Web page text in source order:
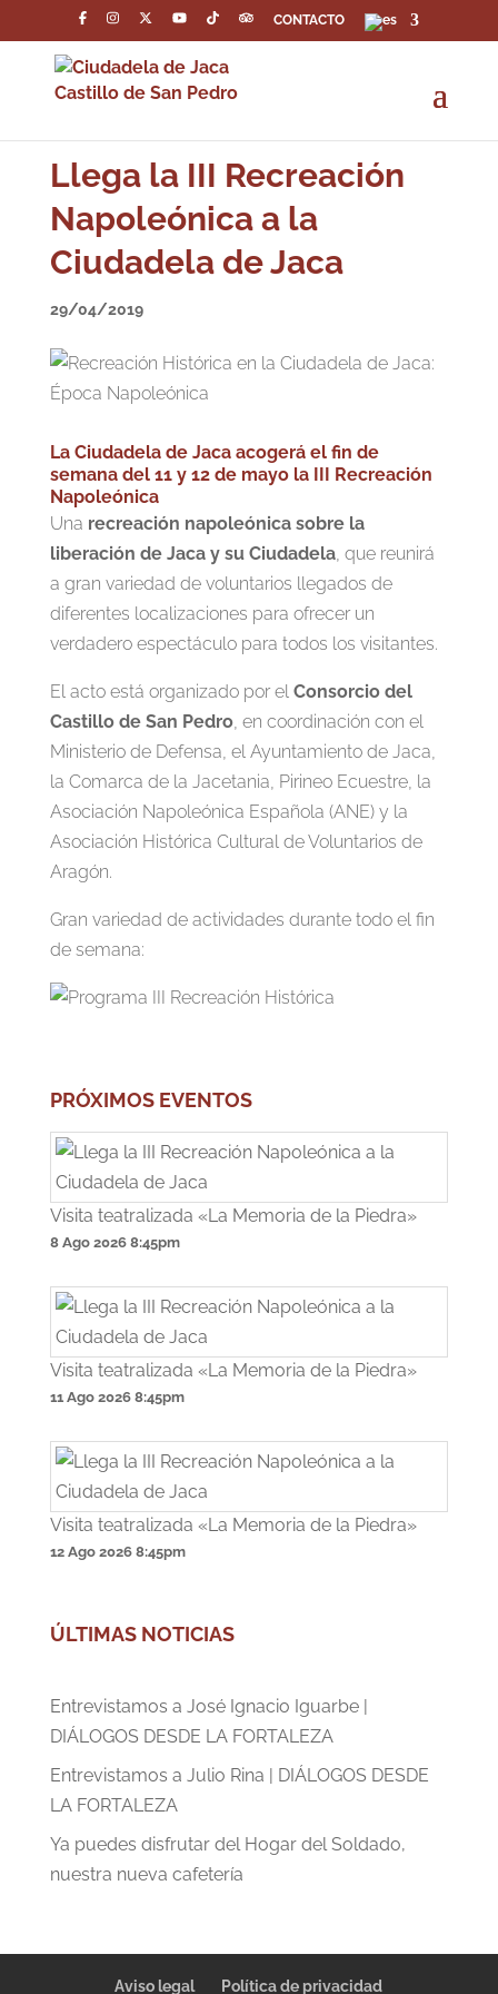
CONTACTO
Llega la III Recreación
Napoleónica a la
Ciudadela de Jaca
29/04/2019
La Ciudadela de Jaca acogerá el fin de
semana del 11 y 12 de mayo la III Recreación
Napoleónica
Una recreación napoleónica sobre la
liberación de Jaca y su Ciudadela, que reunirá
a gran variedad de voluntarios llegados de
diferentes localizaciones para ofrecer un
verdadero espectáculo para todos los visitantes.
El acto está organizado por el Consorcio del
Castillo de San Pedro, en coordinación con el
Ministerio de Defensa, el Ayuntamiento de Jaca,
la Comarca de la Jacetania, Pirineo Ecuestre, la
Asociación Napoleónica Española (ANE) y la
Asociación Histórica Cultural de Voluntarios de
Aragón.
Gran variedad de actividades durante todo el fin
de semana:
PRÓXIMOS EVENTOS
Visita teatralizada «La Memoria de la Piedra»
8 Ago 2026 8:45pm
Visita teatralizada «La Memoria de la Piedra»
11 Ago 2026 8:45pm
Visita teatralizada «La Memoria de la Piedra»
12 Ago 2026 8:45pm
ÚLTIMAS NOTICIAS
Entrevistamos a José Ignacio Iguarbe |
DIÁLOGOS DESDE LA FORTALEZA
Entrevistamos a Julio Rina | DIÁLOGOS DESDE
LA FORTALEZA
Ya puedes disfrutar del Hogar del Soldado,
nuestra nueva cafetería
Aviso legal Política de privacidad